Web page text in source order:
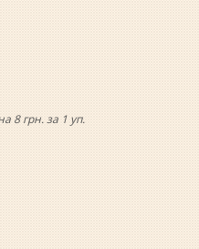
8 грн. за 1 уп.